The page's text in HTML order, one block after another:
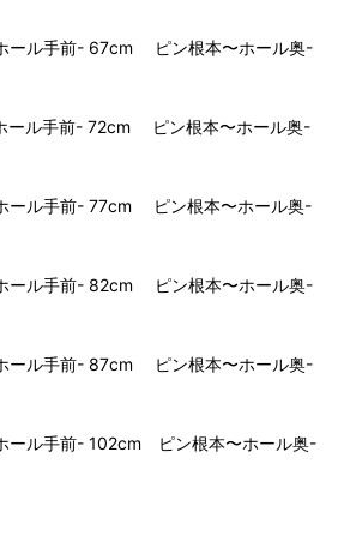
ール手前- 67cm ピン根本〜ホール奥-
ール手前- 72cm ピン根本〜ホール奥-
ール手前- 77cm ピン根本〜ホール奥-
ール手前- 82cm ピン根本〜ホール奥-
ール手前- 87cm ピン根本〜ホール奥-
ール手前- 102cm ピン根本〜ホール奥-